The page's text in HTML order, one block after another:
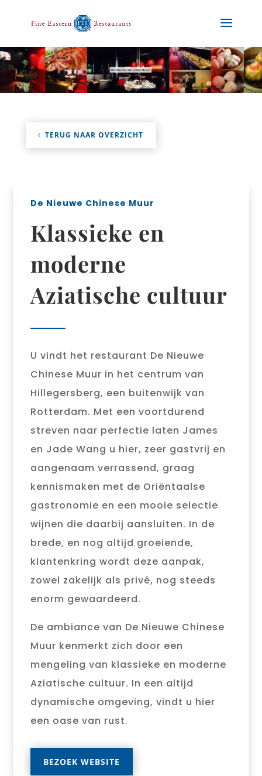
TERUG NAAR OVERZICHT
De Nieuwe Chinese Muur
Klassieke en
moderne
Aziatische cultuur
U vindt het restaurant De Nieuwe
Chinese Muur in het centrum van
Hillegersberg, een buitenwijk van
Rotterdam. Met een voortdurend
streven naar perfectie laten James
en Jade Wang u hier, zeer gastvrij en
aangenaam verrassend, graag
kennismaken met de Oriëntaalse
gastronomie en een mooie selectie
wijnen die daarbij aansluiten. In de
brede, en nog altijd groeiende,
klantenkring wordt deze aanpak,
zowel zakelijk als privé, nog steeds
enorm gewaardeerd.
De ambiance van De Nieuwe Chinese
Muur kenmerkt zich door een
mengeling van klassieke en moderne
Aziatische cultuur. In een altijd
dynamische omgeving, vindt u hier
een oase van rust.
BEZOEK WEBSITE